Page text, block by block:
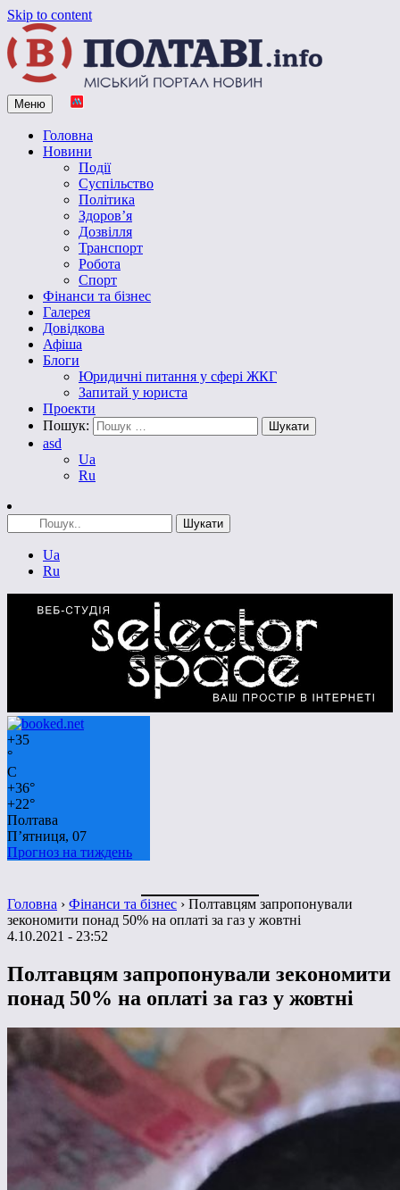
Skip to content
Vpoltave.info
Полтавський портал новин
Меню
Головна
Новини
Події
Суспільство
Політика
Здоров’я
Дозвілля
Транспорт
Робота
Спорт
Фінанси та бізнес
Галерея
Довідкова
Афіша
Блоги
Юридичні питання у сфері ЖКГ
Запитай у юриста
Проекти
Пошук:
asd
Ua
Ru
Ua
Ru
+35
°
C
+36°
+22°
Полтава
П’ятниця, 07
Прогноз на тиждень
Головна › Фінанси та бізнес › Полтавцям запропонували
зекономити понад 50% на оплаті за газ у жовтні
4.10.2021 - 23:52
Полтавцям запропонували зекономити
понад 50% на оплаті за газ у жовтні